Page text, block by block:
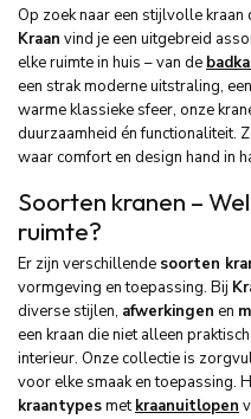
Op zoek naar een stijlvolle
Kraan vind je een uitgebreid
elke ruimte in huis – van de
een strak moderne uitstraling,
warme klassieke sfeer, onze
duurzaamheid én functionaliteit.
waar comfort en design hand in
Soorten kranen –
ruimte?
Er zijn verschillende soorten
vormgeving en toepassing. Bij
diverse stijlen, afwerkingen en
een kraan die niet alleen
interieur. Onze collectie is
voor elke smaak en toepassing.
kraantypesmetkraanuitlopen